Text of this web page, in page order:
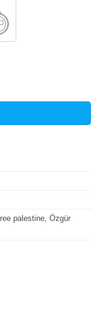
palestine, Özgür